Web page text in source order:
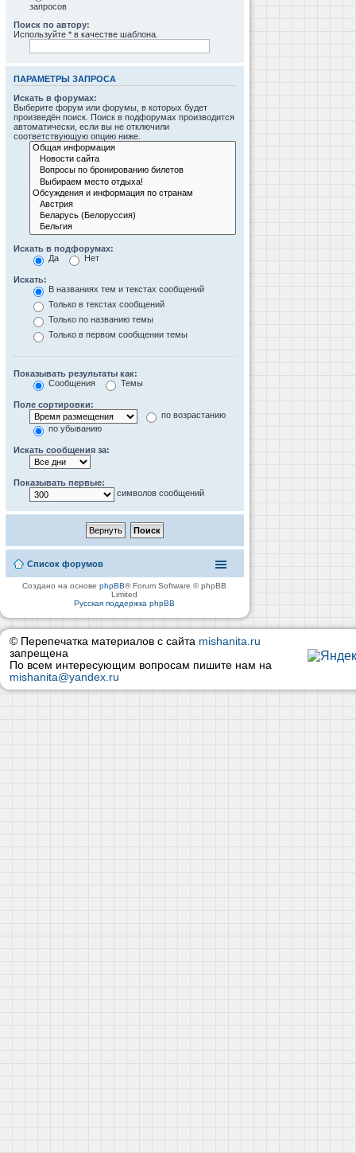
запросов
Поиск по автору:
Используйте * в качестве шаблона.
ПАРАМЕТРЫ ЗАПРОСА
Искать в форумах:
Выберите форум или форумы, в которых будет
произведён поиск. Поиск в подфорумах производится
автоматически, если вы не отключили
соответствующую опцию ниже.
Искать в подфорумах:
Да
Нет
Искать:
В названиях тем и текстах сообщений
Только в текстах сообщений
Только по названию темы
Только в первом сообщении темы
Показывать результаты как:
Сообщения
Темы
Поле сортировки:
по возрастанию
по убыванию
Искать сообщения за:
Показывать первые:
символов сообщений
Список форумов
Создано на основеphpBB® Forum Software © phpBB
Limited
Русская поддержка phpBB
© Перепечатка материалов с сайта mishanita.ru
запрещена
По всем интересующим вопросам пишите нам на
mishanita@yandex.ru